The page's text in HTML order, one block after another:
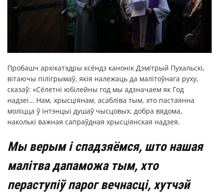
Пробашч архікатэдры ксёндз канонік Дзмітрый Пухальскі,
вітаючы пілігрымаў, якія належаць да малітоўнага руху,
сказаў: «Сёлетні юбілейны год мы адзначаем як Год
надзеі… Нам, хрысціянам, асабліва тым, хто пастаянна
моліцца ў інтэнцыі душаў чысцовых, добра вядома,
наколькі важная сапраўдная хрысціянская надзея.
Мы верым і спадзяёмся, што нашая
малітва дапаможа тым, хто
пераступіў парог вечнасці, хутчэй